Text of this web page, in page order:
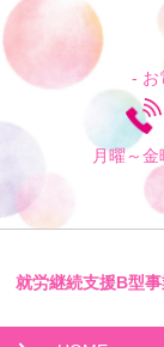
- お
月曜～
就労継続支援B型